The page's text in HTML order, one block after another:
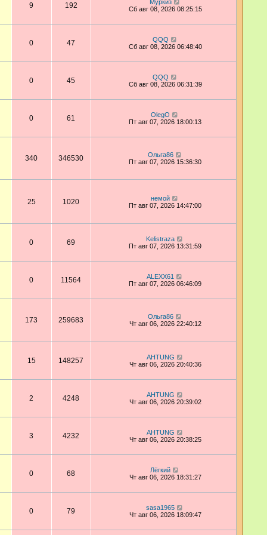
9 192
Муркиз
Сб авг 08, 2026 08:25:15
0 47
QQQ
Сб авг 08, 2026 06:48:40
0 45
QQQ
Сб авг 08, 2026 06:31:39
0 61
OlegO
Пт авг 07, 2026 18:00:13
340 346530
Ольга86
Пт авг 07, 2026 15:36:30
25 1020
немой
Пт авг 07, 2026 14:47:00
0 69
Kelistraza
Пт авг 07, 2026 13:31:59
0 11564
ALEXX61
Пт авг 07, 2026 06:46:09
173 259683
Ольга86
Чт авг 06, 2026 22:40:12
15 148257
AHTUNG
Чт авг 06, 2026 20:40:36
2 4248
AHTUNG
Чт авг 06, 2026 20:39:02
3 4232
AHTUNG
Чт авг 06, 2026 20:38:25
0 68
Лёгкий
Чт авг 06, 2026 18:31:27
0 79
sasa1965
Чт авг 06, 2026 18:09:47